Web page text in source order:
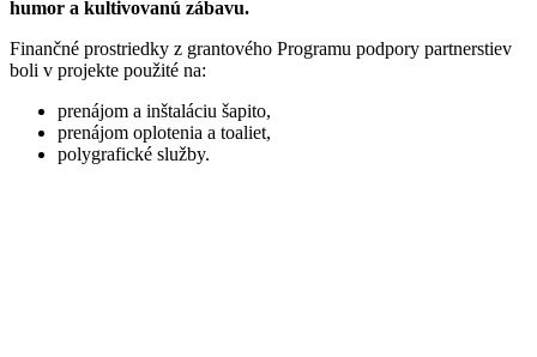
humor a kultivovanú zábavu.
Finančné prostriedky z grantového Programu podpory partnerstiev
boli v projekte použité na:
prenájom a inštaláciu šapito,
prenájom oplotenia a toaliet,
polygrafické služby.